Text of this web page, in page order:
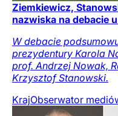
Ziemkiewicz,
nazwiska na debacie
W debacie
prezydentury Karola
prof. Andrzej Nowak,
Krzysztof Stanowski.
KrajObserwator